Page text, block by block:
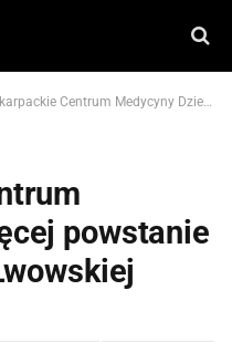
Centrum Medycyny Dziecięcej powstanie przy szpitalu na Lwowskiej
powstanie